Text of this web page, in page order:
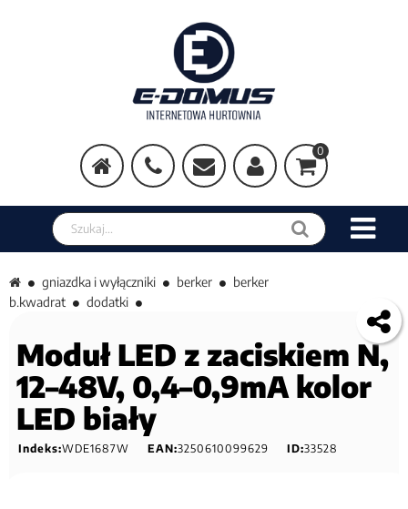
0
Szukaj w sklepie
gniazdka i wyłączniki berker
berker
b.kwadrat
dodatki
Moduł LED z zaciskiem N,
12–48V, 0,4–0,9mA kolor
LED biały
Indeks:WDE1687W EAN:3250610099629 ID:33528